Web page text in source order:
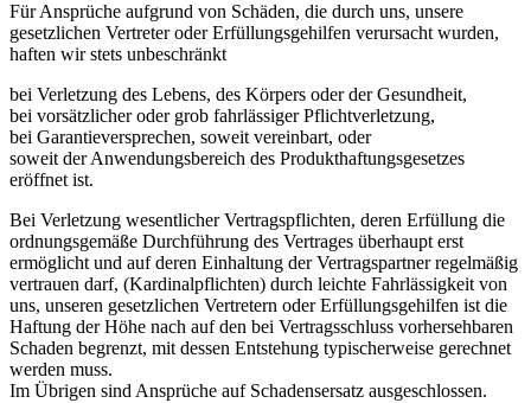
Für Ansprüche aufgrund von Schäden, die durch uns, unsere
gesetzlichen Vertreter oder Erfüllungsgehilfen verursacht wurden,
haften wir stets unbeschränkt
bei Verletzung des Lebens, des Körpers oder der Gesundheit,
bei vorsätzlicher oder grob fahrlässiger Pflichtverletzung,
bei Garantieversprechen, soweit vereinbart, oder
soweit der Anwendungsbereich des Produkthaftungsgesetzes
eröffnet ist.
Bei Verletzung wesentlicher Vertragspflichten, deren Erfüllung die
ordnungsgemäße Durchführung des Vertrages überhaupt erst
ermöglicht und auf deren Einhaltung der Vertragspartner regelmäßig
vertrauen darf, (Kardinalpflichten) durch leichte Fahrlässigkeit von
uns, unseren gesetzlichen Vertretern oder Erfüllungsgehilfen ist die
Haftung der Höhe nach auf den bei Vertragsschluss vorhersehbaren
Schaden begrenzt, mit dessen Entstehung typischerweise gerechnet
werden muss.
Im Übrigen sind Ansprüche auf Schadensersatz ausgeschlossen.